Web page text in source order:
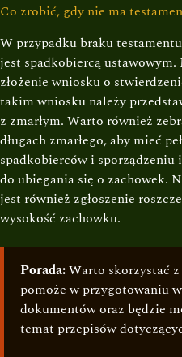
Co zrobić, gdy nie ma
W przypadku braku
jest spadkobiercą
złożenie wniosku o
takim wniosku należy
z zmarłym. Warto również
długach zmarłego, aby mieć
spadkobierców i
do ubiegania się o zachowek.
jest również zgłoszenie
wysokość zachowku.
Porada:Warto skorzystać
pomoże w przygotowaniu
dokumentów oraz będzie
temat przepisów